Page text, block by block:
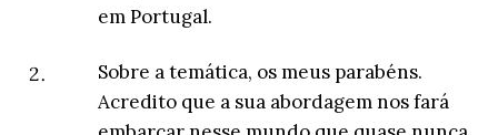
em Portugal.
Sobre a temática, os meus parabéns.
Acredito que a sua abordagem nos fará